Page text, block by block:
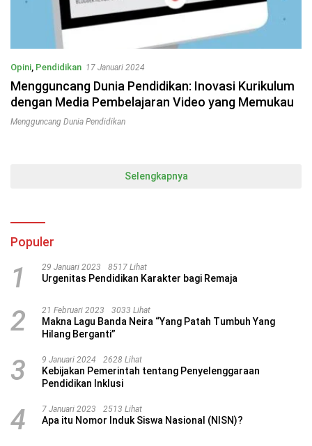
Opini, Pendidikan 17 Januari 2024
Mengguncang Dunia Pendidikan: Inovasi Kurikulum
dengan Media Pembelajaran Video yang Memukau
Mengguncang Dunia Pendidikan
Selengkapnya
Populer
1 29 Januari 2023 8517 Lihat
Urgenitas Pendidikan Karakter bagi Remaja
2 21 Februari 2023 3033 Lihat
Makna Lagu Banda Neira “Yang Patah Tumbuh Yang
Hilang Berganti”
3 9 Januari 2024 2628 Lihat
Kebijakan Pemerintah tentang Penyelenggaraan
Pendidikan Inklusi
4 7 Januari 2023 2513 Lihat
Apa itu Nomor Induk Siswa Nasional (NISN)?